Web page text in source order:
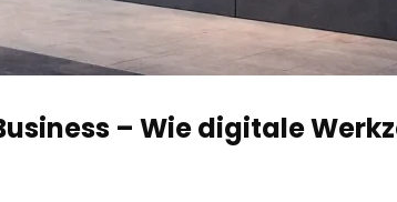
– Wie digitale